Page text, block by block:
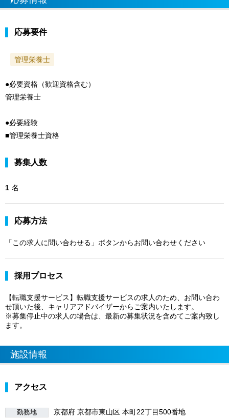
応募要件
管理栄養士
●必要資格（歓迎資格含む）
管理栄養士
●必要経験
■管理栄養士資格
募集人数
1 名
応募方法
「この求人に問い合わせる」ボタンからお問い合わせください
採用プロセス
【転職支援サービス】転職支援サービスの求人のため、お問い合わ
せ頂いた後、キャリアアドバイザーからご案内いたします。
※募集停止中の求人の場合は、最新の募集状況を含めてご案内致し
ます。
施設情報
アクセス
勤務地 京都府 京都市東山区 本町22丁目500番地